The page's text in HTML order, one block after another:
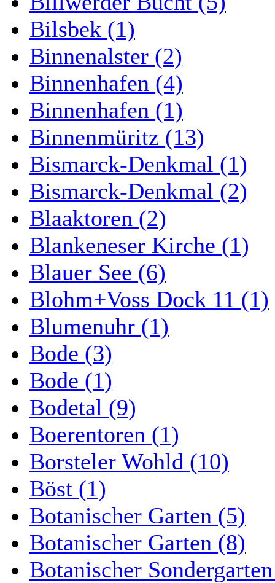
Bilsbek (1)
Binnenalster (2)
Binnenhafen (4)
Binnenhafen (1)
Binnenmüritz (13)
Bismarck-Denkmal (1)
Bismarck-Denkmal (2)
Blaaktoren (2)
Blankeneser Kirche (1)
Blauer See (6)
Blohm+Voss Dock 11 (1)
Blumenuhr (1)
Bode (3)
Bode (1)
Bodetal (9)
Boerentoren (1)
Borsteler Wohld (10)
Böst (1)
Botanischer Garten (5)
Botanischer Garten (8)
Botanischer